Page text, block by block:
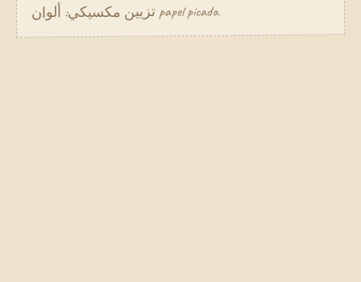
تزيين مكسيكي: ألوان papel picado.